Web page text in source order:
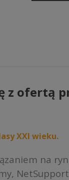
z ofertą
XXI wieku.
na